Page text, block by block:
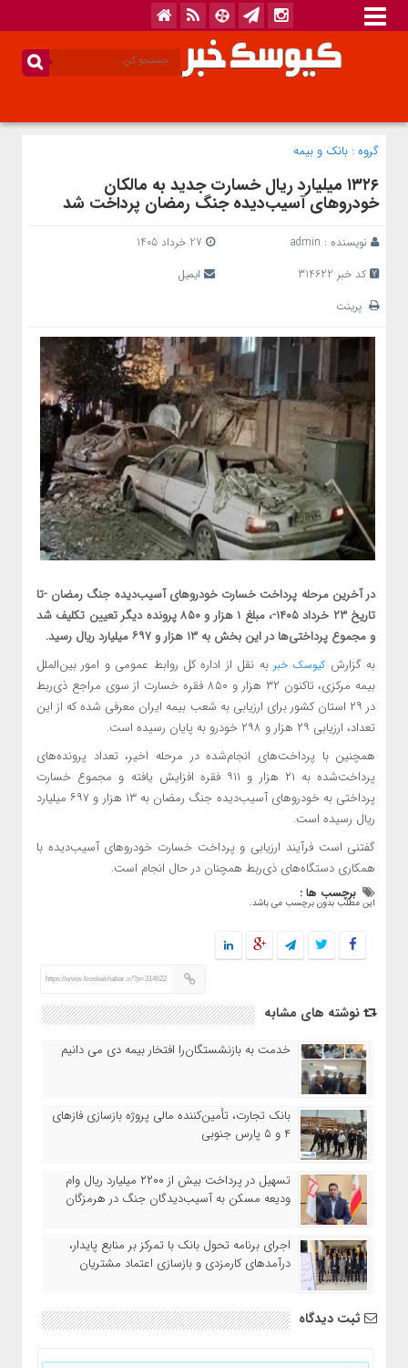
گروه : بانک‌ و بیمه
۱۳۲۶ میلیارد ریال خسارت جدید به مالکان
خودروهای آسیب‌دیده جنگ رمضان پرداخت شد
نویسنده : admin
کد خبر 314622
ایمیل
پرینت
در آخرین مرحله پرداخت خسارت خودروهای آسیب‌دیده جنگ رمضان -تا
تاریخ ۲۳ خرداد ۱۴۰۵-، مبلغ ۱ هزار و ۸۵۰ پرونده دیگر تعیین تکلیف شد
و مجموع پرداختی‌ها در این بخش به ۱۳ هزار و ۶۹۷ میلیارد ریال رسید.
به گزارش کیوسک خبربه نقل از اداره کل روابط عمومی و امور بین‌الملل
بیمه مرکزی، تاکنون ۳۲ هزار و ۸۵۰ فقره خسارت از سوی مراجع ذی‌ربط
در ۲۹ استان کشور برای ارزیابی به شعب بیمه ایران معرفی شده که از این
تعداد، ارزیابی ۲۹ هزار و ۲۹۸ خودرو به پایان رسیده است.
همچنین با پرداخت‌های انجام‌شده در مرحله اخیر، تعداد پرونده‌های
پرداخت‌شده به ۲۱ هزار و ۹۱۱ فقره افزایش یافته و مجموع خسارت
پرداختی به خودروهای آسیب‌دیده جنگ رمضان به ۱۳ هزار و ۶۹۷ میلیارد
ریال رسیده است.
گفتنی است فرآیند ارزیابی و پرداخت خسارت خودروهای آسیب‌دیده با
همکاری دستگاه‌های ذی‌ربط همچنان در حال انجام است.
برچسب ها :
این مطلب بدون برچسب می باشد.
https://www.kioskekhabar.ir/?p=314622
نوشته های مشابه
خدمت به بازنشستگان‌را افتخار بیمه دی می دانیم
بانک تجارت، تأمین‌کننده مالی پروژه بازسازی فازهای
۴ و ۵ پارس جنوبی
تسهیل در پرداخت بیش از ۲۲۰۰ میلیارد ریال وام
ودیعه مسکن به آسیب‌دیدگان جنگ در هرمزگان
اجرای برنامه تحول بانک با تمرکز بر منابع پایدار،
درآمدهای کارمزدی و بازسازی اعتماد مشتریان
ثبت دیدگاه